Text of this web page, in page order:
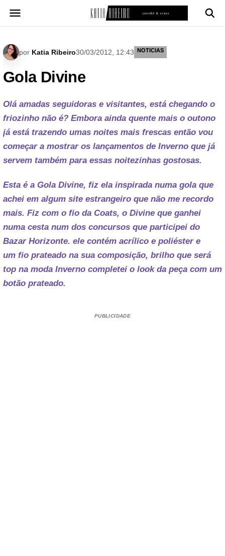
para
por Katia Ribeiro30/03/2012, 12:43 NOTICIAS
Gola Divine
Olá amadas seguidoras e visitantes, está chegando o
friozinho não é? Embora ainda quente mais o outono
já está trazendo umas noites mais frescas então vou
começar a mostrar os lançamentos de Inverno que já
servem também para essas noitezinhas gostosas.
Esta é a Gola Divine, fiz ela inspirada numa gola que
achei em algum site estrangeiro que não me recordo
mais. Fiz com o fio da Coats, o Divine que ganhei
numa cesta num dos concursos que participei do
Bazar Horizonte. ele contém acrílico e poliéster e
um fio prateado na sua composição, brilho que será
top na moda Inverno completei o look da peça com um
botão prateado.
PUBLICIDADE